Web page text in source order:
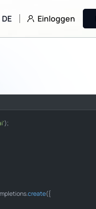
DE Einloggen
);
.create({